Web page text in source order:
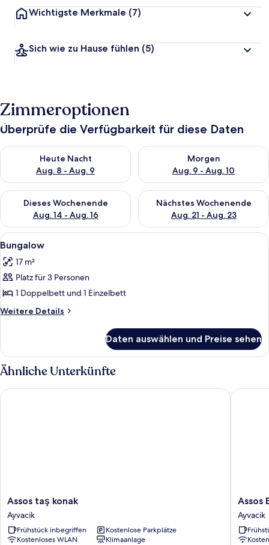
Wichtigste Merkmale (7)
Sich wie zu Hause fühlen (5)
Zimmeroptionen
Überprüfe die Verfügbarkeit für diese Daten
Heute Nacht
Aug. 8 - Aug. 9
Überprüfe die Verfügbarkeit für heute Nacht, Aug. 8 - Aug. 9.
Morgen
Aug. 9 - Aug. 10
Überprüfe die Verfügbarkeit
Dieses Wochenende
Aug. 14 - Aug. 16
Überprüfe die Verfügbarkeit für dieses Wochenende, Aug. 14
Nächstes Wochenende
Aug. 21 - Aug. 23
Überprüfe die Verfügbarkeit
Alle
Fotos
für
Bungalow
anzeigen
Ein Zimmer mit Holzboden, einem
6
Bungalow
17 m²
Platz für 3 Personen
1 Doppelbett und 1 Einzelbett
Weitere Details
Weitere
Daten auswählen und Preise sehen
Ähnliche Unterkünfte
Assos
taş
konak
Ayvacik
Assos taş konak
Ayvacik
Frühstück inbegriffen
Kostenlose Parkplätze
Kostenloses WLAN
Klimaanlage
Assos taş konak
Assos
Elit
Ayvacik
Assos
Ayvacik
Assos